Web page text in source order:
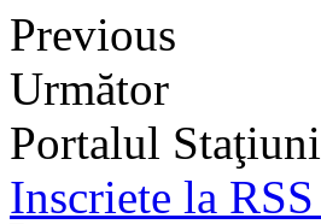
Previous
Următor
Portalul
Inscriete la